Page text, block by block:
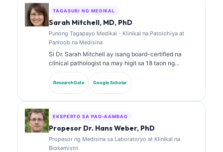
malawakan nang naglathala sa interpretasyon ng
biomarker at mga diagnostic sa laboratoryo hinggil sa
TAGASURI NG MEDIKAL
Sarah Mitchell, MD, PhD
Punong Tagapayo Medikal - Klinikal na Patolohiya at
Panloob na Medisina
Si Dr. Sarah Mitchell ay isang board-certified na
clinical pathologist na may higit sa 18 taon ng
karanasan sa laboratory medicine at diagnostic
analysis. May hawak siyang mga specialty
certification sa clinical chemistry at malawakan nang
ResearchGate Google Scholar
EKSPERTO SA PAG-AAMBAG
Propesor Dr. Hans Weber, PhD
Propesor ng Medisina sa Laboratoryo at Klinikal na
Biokemistri